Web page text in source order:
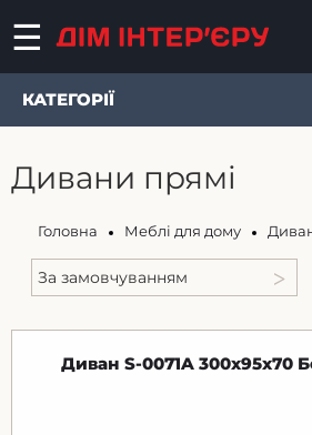
КАТЕГОРІЇ
Дивани прямі
Головна Меблі для дому
Диван S-0071A 300x95x70